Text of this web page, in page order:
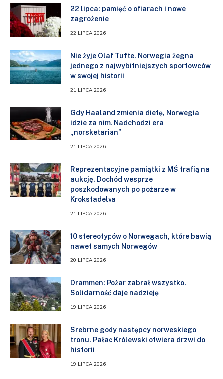
22 lipca: pamięć o ofiarach i nowe
zagrożenie
22 LIPCA 2026
Nie żyje Olaf Tufte. Norwegia żegna
jednego z najwybitniejszych sportowców
w swojej historii
21 LIPCA 2026
Gdy Haaland zmienia dietę, Norwegia
idzie za nim. Nadchodzi era
„norsketarian”
21 LIPCA 2026
Reprezentacyjne pamiątki z MŚ trafią na
aukcję. Dochód wesprze
poszkodowanych po pożarze w
Krokstadelva
21 LIPCA 2026
10 stereotypów o Norwegach, które bawią
nawet samych Norwegów
20 LIPCA 2026
Drammen: Pożar zabrał wszystko.
Solidarność daje nadzieję
19 LIPCA 2026
Srebrne gody następcy norweskiego
tronu. Pałac Królewski otwiera drzwi do
historii
19 LIPCA 2026